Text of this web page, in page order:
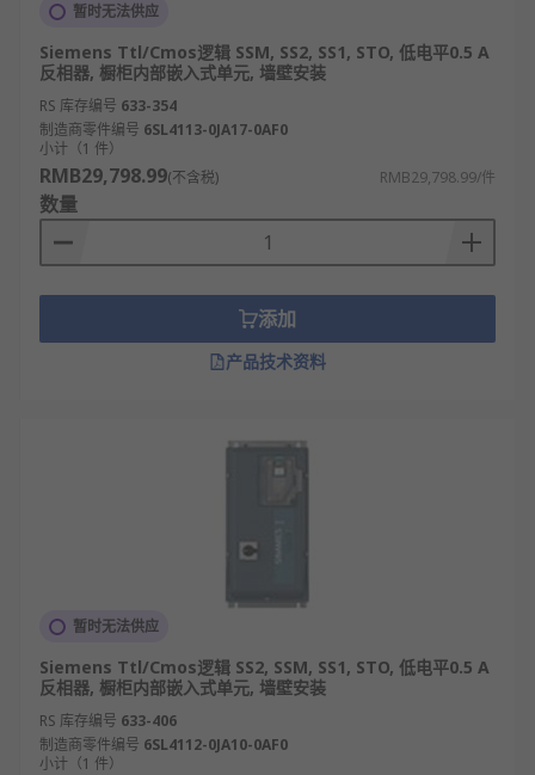
暂时无法供应
Siemens Ttl/Cmos逻辑 SSM, SS2, SS1, STO, 低电平0.5 A
反相器, 橱柜内部嵌入式单元, 墙壁安装
RS 库存编号 633-354
制造商零件编号 6SL4113-0JA17-0AF0
小计（1 件）
RMB29,798.99(不含税) RMB29,798.99/件
数量
添加
产品技术资料
暂时无法供应
Siemens Ttl/Cmos逻辑 SS2, SSM, SS1, STO, 低电平0.5 A
反相器, 橱柜内部嵌入式单元, 墙壁安装
RS 库存编号 633-406
制造商零件编号 6SL4112-0JA10-0AF0
小计（1 件）